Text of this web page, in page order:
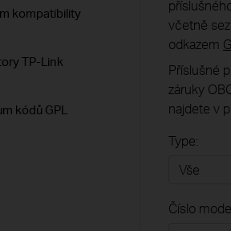
kompatibility
TP-Link
kódů GPL
včetně
odkazem
Příslušné
záruky
najdete v
Type:
Číslo